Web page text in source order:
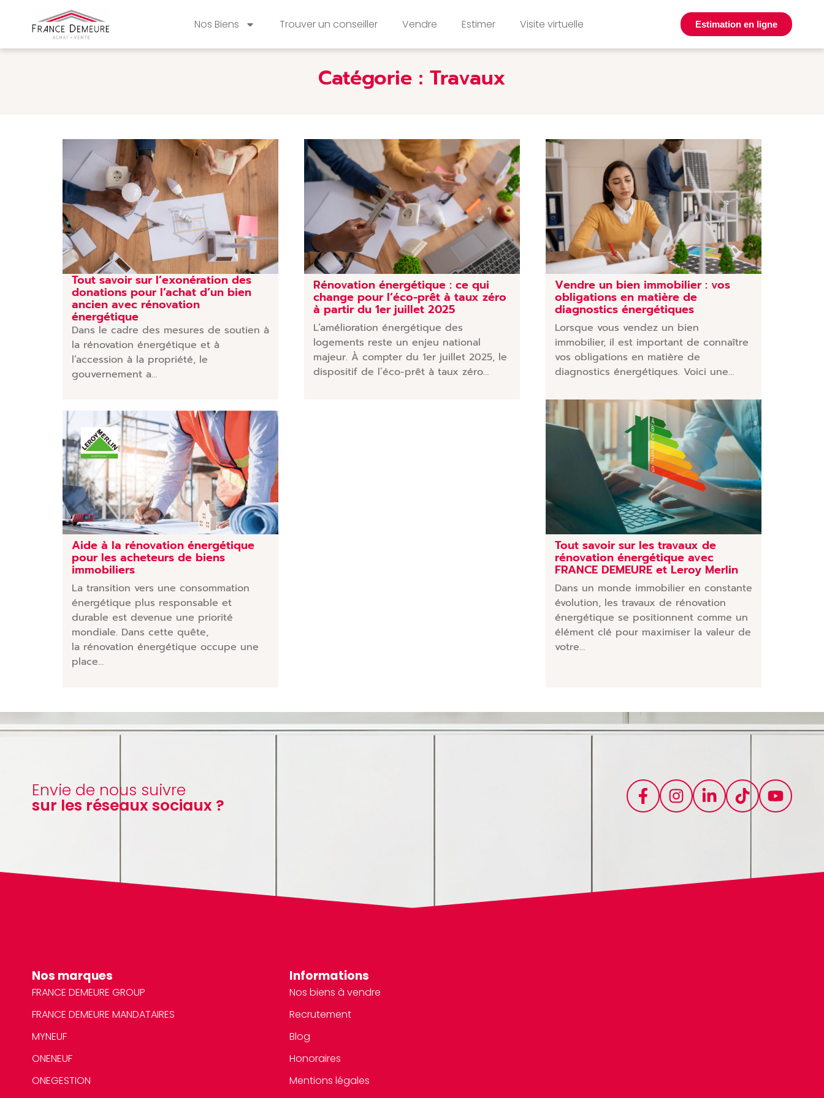
Nos Biens Trouver un conseiller Vendre Estimer Visite virtuelle Estimation en ligne
Catégorie : Travaux
Tout savoir sur l’exonération des
donations pour l’achat d’un bien
ancien avec rénovation
énergétique
Dans le cadre des mesures de soutien à
la rénovation énergétique et à
l’accession à la propriété, le
gouvernement a…
Rénovation énergétique : ce qui
change pour l’éco-prêt à taux zéro
à partir du 1er juillet 2025
L’amélioration énergétique des
logements reste un enjeu national
majeur. À compter du 1er juillet 2025, le
dispositif de l’éco-prêt à taux zéro…
Vendre un bien immobilier : vos
obligations en matière de
diagnostics énergétiques
Lorsque vous vendez un bien
immobilier, il est important de connaître
vos obligations en matière de
diagnostics énergétiques. Voici une…
Aide à la rénovation énergétique
pour les acheteurs de biens
immobiliers
La transition vers une consommation
énergétique plus responsable et
durable est devenue une priorité
mondiale. Dans cette quête,
la rénovation énergétique occupe une
place…
Tout savoir sur les travaux de
rénovation énergétique avec
FRANCE DEMEURE et Leroy Merlin
Dans un monde immobilier en constante
évolution, les travaux de rénovation
énergétique se positionnent comme un
élément clé pour maximiser la valeur de
votre…
Envie de nous suivre
sur les réseaux sociaux ?
Nos marques
FRANCE DEMEURE GROUP
FRANCE DEMEURE MANDATAIRES
MYNEUF
ONENEUF
ONEGESTION
Informations
Nos biens à vendre
Recrutement
Blog
Honoraires
Mentions légales